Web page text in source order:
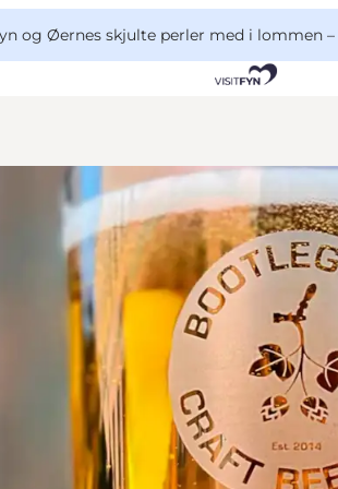
og Øernes skjulte perler med i lommen –